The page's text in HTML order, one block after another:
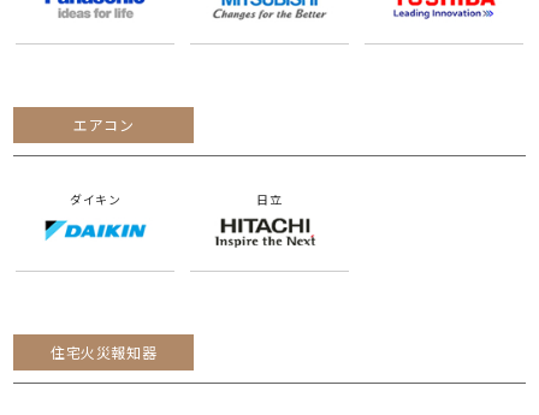
エアコン
ダイキン 日立
住宅火災報知器